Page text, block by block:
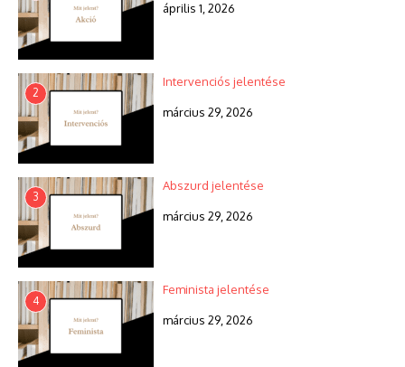
április 1, 2026
2
Intervenciós jelentése
március 29, 2026
3
Abszurd jelentése
március 29, 2026
4
Feminista jelentése
március 29, 2026